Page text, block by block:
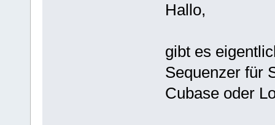
Hallo,
gibt es
Sequenzer für
Cubase oder